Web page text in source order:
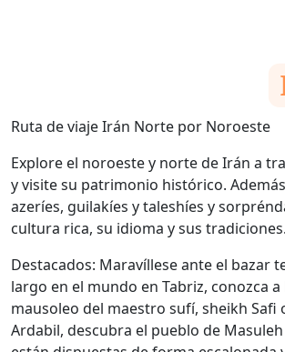
Ruta de viaje Irán Norte por Noroeste
Explore el noroeste y norte de Irán a
y visite su patrimonio histórico.
azeríes, guilakíes y taleshíes y
cultura rica, su idioma y sus tradiciones.
Destacados: Maravíllese ante el bazar
largo en el mundo en Tabriz, conozca
mausoleo del maestro sufí, sheikh Safi
Ardabil, descubra el pueblo de Masuleh